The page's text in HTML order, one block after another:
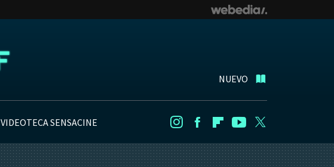
NUEVO
VIDEOTECA SENSACINE InstagramFacebookFlipboard
Youtube